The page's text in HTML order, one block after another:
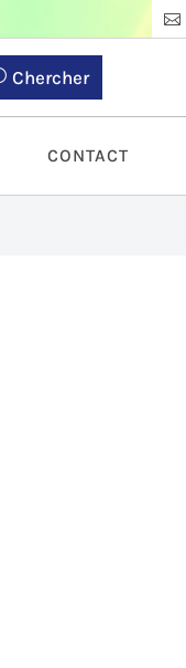
Chercher
CONTACT